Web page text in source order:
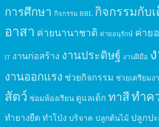
การศึกษา กิจกรรม BBL กิจกรรมกับ
อาสา ค่ายนานาชาติ ค่ายอนุรักษ์ ค่าย
IT งานก่อสร้าง งานประดิษฐ์ งานฝีมือ
งานออกแรง ช่วยกิจกรรม ช่วยเตรียมง
สัตว์ ซ่อมห้องเรียน ดูแลเด็ก ทาสีทำค
ทำยางยืด ทำโป่ง บริจาค ปลูกต้นไม้ ปลูกป